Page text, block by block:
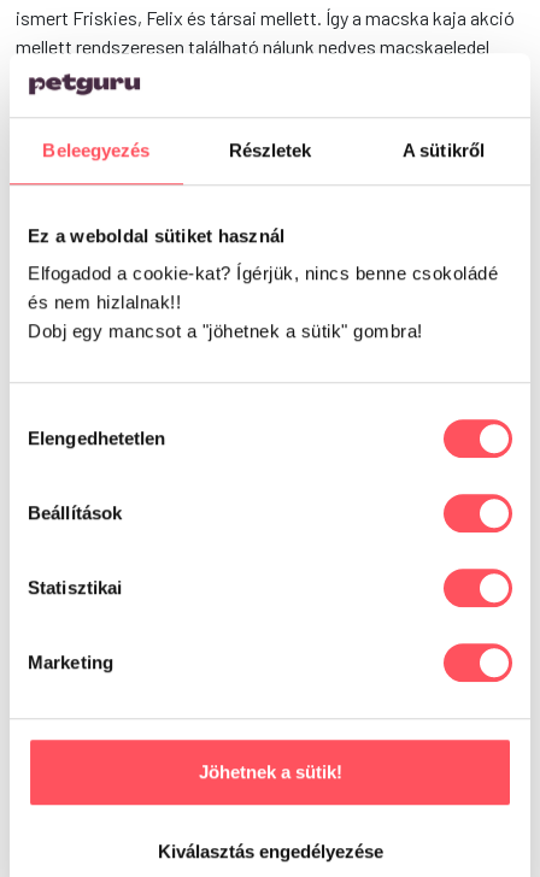
Beleegyezés Részletek A sütikről
Ez a weboldal sütiket használ
Elfogadod a cookie-kat? Ígérjük, nincs benne csokoládé
és nem hizlalnak!!
Dobj egy mancsot a "jöhetnek a sütik" gombra!
kiválasztása
Elengedhetetlen
Beállítások
Statisztikai
Marketing
Jöhetnek a sütik!
Kiválasztás engedélyezése
ismert Friskies, Felix és társai mellett. Így a macska kaja akció
mellett rendszeresen található nálunk nedves macskaeledel
olcsón.
Keress minket bátran ügyfélszolgálatunkon és segítünk
eligazodni a macska eledelek világában!
Hiszen, ha
macska kaja rendelés kerül szóba, a Petguru macskaeledel
amit csak találhatsz! Széles választék, rendszeres
macskakonzerv akció és egyszerű macskaeledel rendelés vár
rád nálunk!
Egy pár klikkre vagy a macskakaja rendelés részétől, vagyis
Petguru Magazin
Hasznos és érdekes témák,
tippek és tanácsok